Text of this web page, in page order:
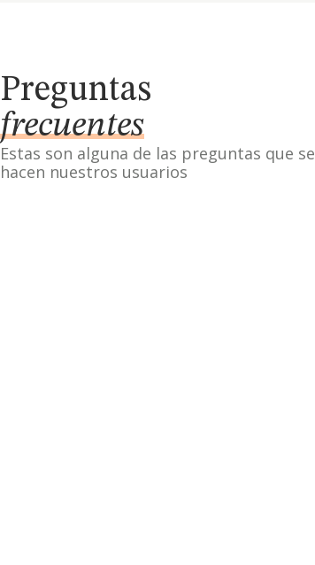
Preguntas
frecuentes
Estas son alguna de las preguntas que se
hacen nuestros usuarios